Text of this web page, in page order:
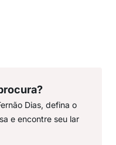
Dias, defina o
e encontre seu lar